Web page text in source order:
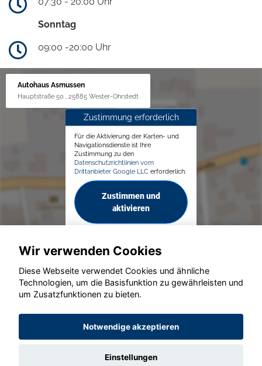
Sonntag
09:00 -20:00 Uhr
Autohaus Asmussen
Hauptstraße 50 , 25885 Wester-Ohrstedt
Zustimmung erforderlich
Für die Aktivierung der Karten- und
Navigationsdienste ist Ihre
Zustimmung zu den
Datenschutzrichtlinien vom
Drittanbieter Google LLC erforderlich.
Zustimmen und
aktivieren
© konjunkturmotor.de GmbH 2020 - 2026
Wir verwenden Cookies
Diese Webseite verwendet Cookies und ähnliche
Technologien, um die Basisfunktion zu gewährleisten und
um Zusatzfunktionen zu bieten.
Notwendige akzeptieren
Einstellungen